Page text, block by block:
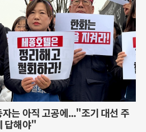
는 아직 고공에..."조기 대선 주
답해야"